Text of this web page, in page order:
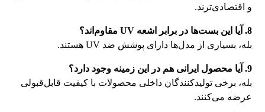
و اقتصادی‌ترند.
8. آیا این بست‌ها در برابر اشعه UV مقاوم‌اند؟
بله، بسیاری از مدل‌ها دارای پوشش ضد UV هستند.
9. آیا محصول ایرانی هم در این زمینه وجود دارد؟
بله، برخی تولیدکنندگان داخلی محصولات با کیفیت قابل‌قبولی
عرضه می‌کنند.